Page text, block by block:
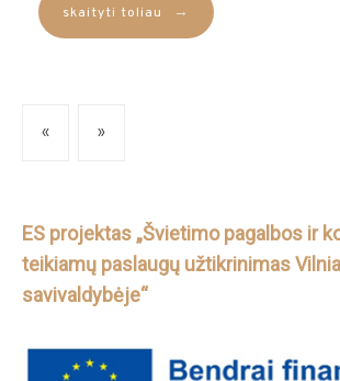
skaityti toliau →
« »
ES projektas „Švietimo pagalbos ir
teikiamų paslaugų užtikrinimas
savivaldybėje“